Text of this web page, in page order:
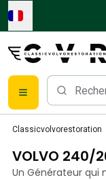
Skip to main content
Pièces Volvo PV/
Système de freinage
Classicvolvorestoration
VOLVO 240/
Un Générateur qui